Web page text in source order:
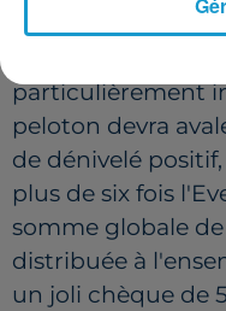
devront parcourir
particulièrement
peloton devra
de dénivelé
plus de six fois
somme globale
distribuée à
un joli chèque de